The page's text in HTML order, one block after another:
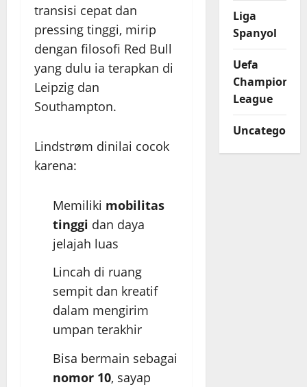
transisi cepat dan
pressing tinggi, mirip
dengan filosofi Red Bull
yang dulu ia terapkan di
Leipzig dan
Southampton.
Lindstrøm dinilai cocok
karena:
Memiliki mobilitas
tinggi dan daya
jelajah luas
Lincah di ruang
sempit dan kreatif
dalam mengirim
umpan terakhir
Bisa bermain sebagai
nomor 10, sayap
Liga
Spanyol
Uefa
Champions
League